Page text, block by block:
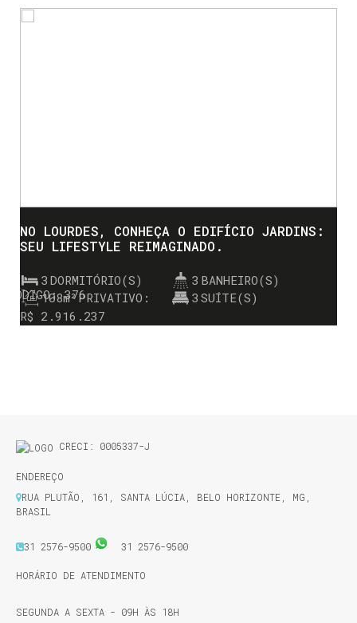
376
NO LOURDES, CONHEÇA O EDIFÍCIO JARDINS:
SEU LIFESTYLE REIMAGINADO.
R$ 2.916.237
3 DORMITÓRIO(S) 3 BANHEIRO(S)
PRIVATIVO:
108m² 3 SUÍTE(S)
CRECI: 0005337-J
ENDEREÇO
RUA PLUTÃO
161 SANTA LÚCIA BELO HORIZONTE MG
BRASIL
31 2576-9500 31 2576-9500
HORÁRIO DE ATENDIMENTO
SEGUNDA A SEXTA - 09H ÀS 18H